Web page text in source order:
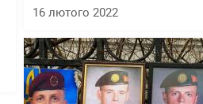
16 лютого 2022